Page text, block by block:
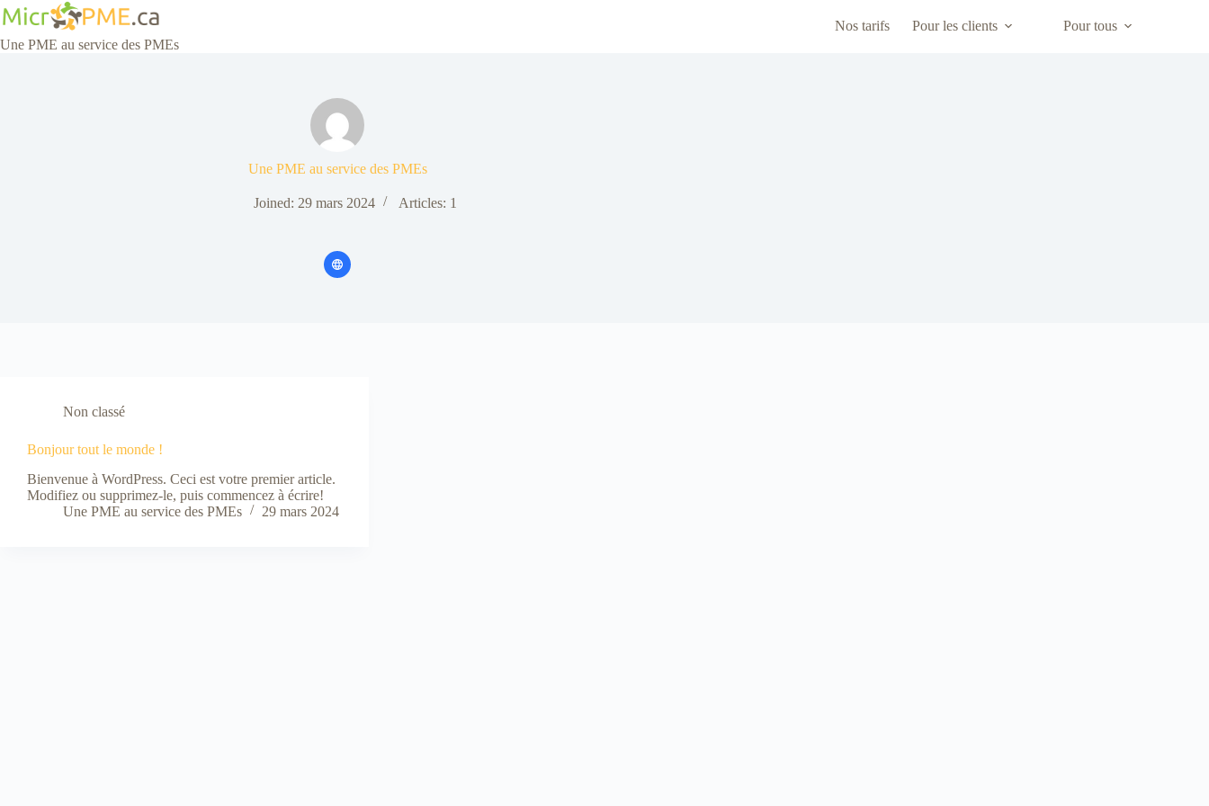
Skip
to
content
Une PME au service des PMEs
Nos tarifs Pour les clients Pour tous
Une PME au service des PMEs
Joined: 29 mars 2024 Articles: 1
Non classé
Bonjour tout le monde !
Bienvenue à WordPress. Ceci est votre premier article.
Modifiez ou supprimez-le, puis commencez à écrire!
Une PME au service des PMEs
29 mars 2024